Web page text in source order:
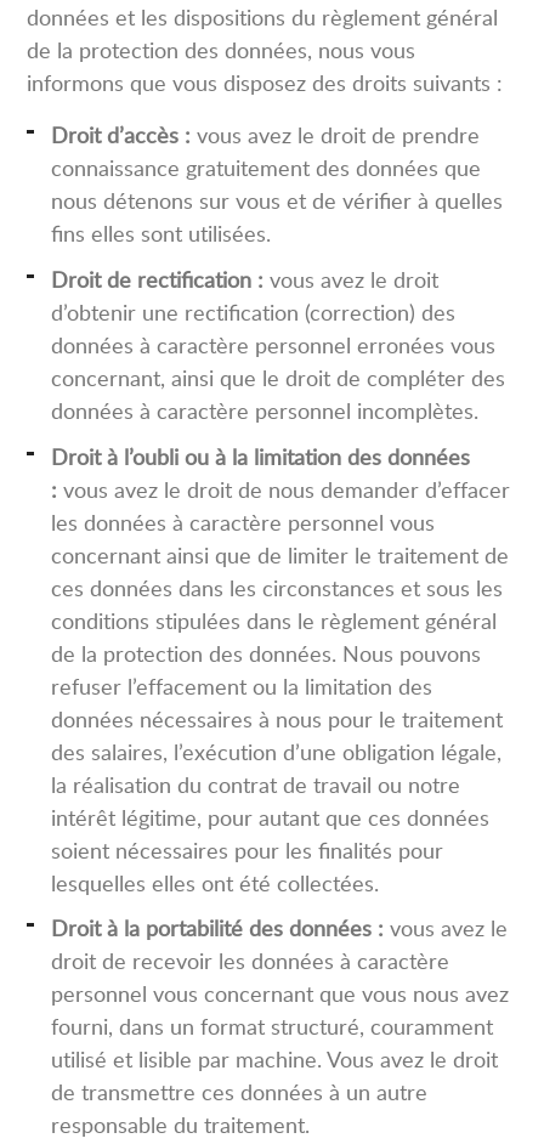
données et les dispositions du règlement général
de la protection des données, nous vous
informons que vous disposez des droits suivants :
Droit d’accès : vous avez le droit de prendre
connaissance gratuitement des données que
nous détenons sur vous et de vérifier à quelles
fins elles sont utilisées.
Droit de rectification : vous avez le droit
d’obtenir une rectification (correction) des
données à caractère personnel erronées vous
concernant, ainsi que le droit de compléter des
données à caractère personnel incomplètes.
Droit à l’oubli ou à la limitation des données
: vous avez le droit de nous demander d’effacer
les données à caractère personnel vous
concernant ainsi que de limiter le traitement de
ces données dans les circonstances et sous les
conditions stipulées dans le règlement général
de la protection des données. Nous pouvons
refuser l’effacement ou la limitation des
données nécessaires à nous pour le traitement
des salaires, l’exécution d’une obligation légale,
la réalisation du contrat de travail ou notre
intérêt légitime, pour autant que ces données
soient nécessaires pour les finalités pour
lesquelles elles ont été collectées.
Droit à la portabilité des données : vous avez le
droit de recevoir les données à caractère
personnel vous concernant que vous nous avez
fourni, dans un format structuré, couramment
utilisé et lisible par machine. Vous avez le droit
de transmettre ces données à un autre
responsable du traitement.